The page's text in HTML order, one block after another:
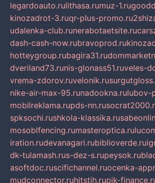
legardoauto.rulithasa.rumuz-1.ru
kinozadrot-3.ruqr-plus-promo.ru
udalenka-club.runerabotaetsite.ru
dash-cash-now.rubravoprod.ru
hotteygroup.rubagira31.ru
dveriland73.runis-glonass51.ruveles-
vrema-zdorov.ruvelonik.ru
nike-air-max-95.runadookna.rulubov-
mobilreklama.rupds-nn.ru
spksochi.rushkola-klassika.ru
mosoblfencing.rumasteroptica.ru
iration.rudevanagari.rubiblioverde.ru
dk-tulamash.rus-dez-s.rupeysok.ru
asoftdoc.ruscifichannel.ruocenka-
mudconnector.ruhitstih.rupik-